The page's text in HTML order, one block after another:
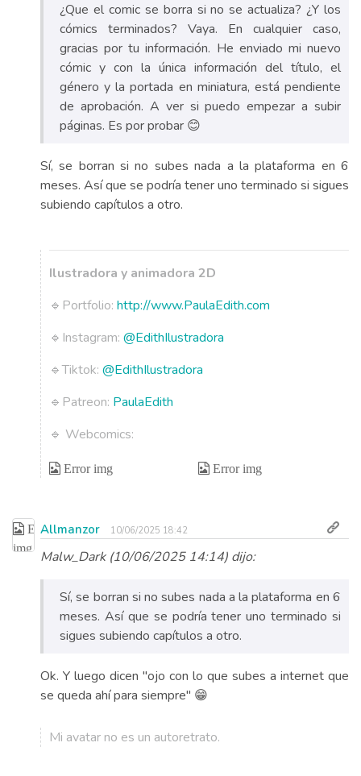
¿Que el comic se borra si no se actualiza? ¿Y los
cómics terminados? Vaya. En cualquier caso,
gracias por tu información. He enviado mi nuevo
cómic y con la única información del título, el
género y la portada en miniatura, está pendiente
de aprobación. A ver si puedo empezar a subir
páginas. Es por probar 😊
Sí, se borran si no subes nada a la plataforma en 6
meses. Así que se podría tener uno terminado si sigues
subiendo capítulos a otro.
Ilustradora y animadora 2D
🔹Portfolio: http://www.PaulaEdith.com
🔹Instagram: @EdithIlustradora
🔹Tiktok: @EdithIlustradora
🔹Patreon: PaulaEdith
🔹 Webcomics:
Allmanzor 10/06/2025 18:42
Malw_Dark (10/06/2025 14:14) dijo:
Sí, se borran si no subes nada a la plataforma en 6
meses. Así que se podría tener uno terminado si
sigues subiendo capítulos a otro.
Ok. Y luego dicen "ojo con lo que subes a internet que
se queda ahí para siempre" 😁
Mi avatar no es un autoretrato.